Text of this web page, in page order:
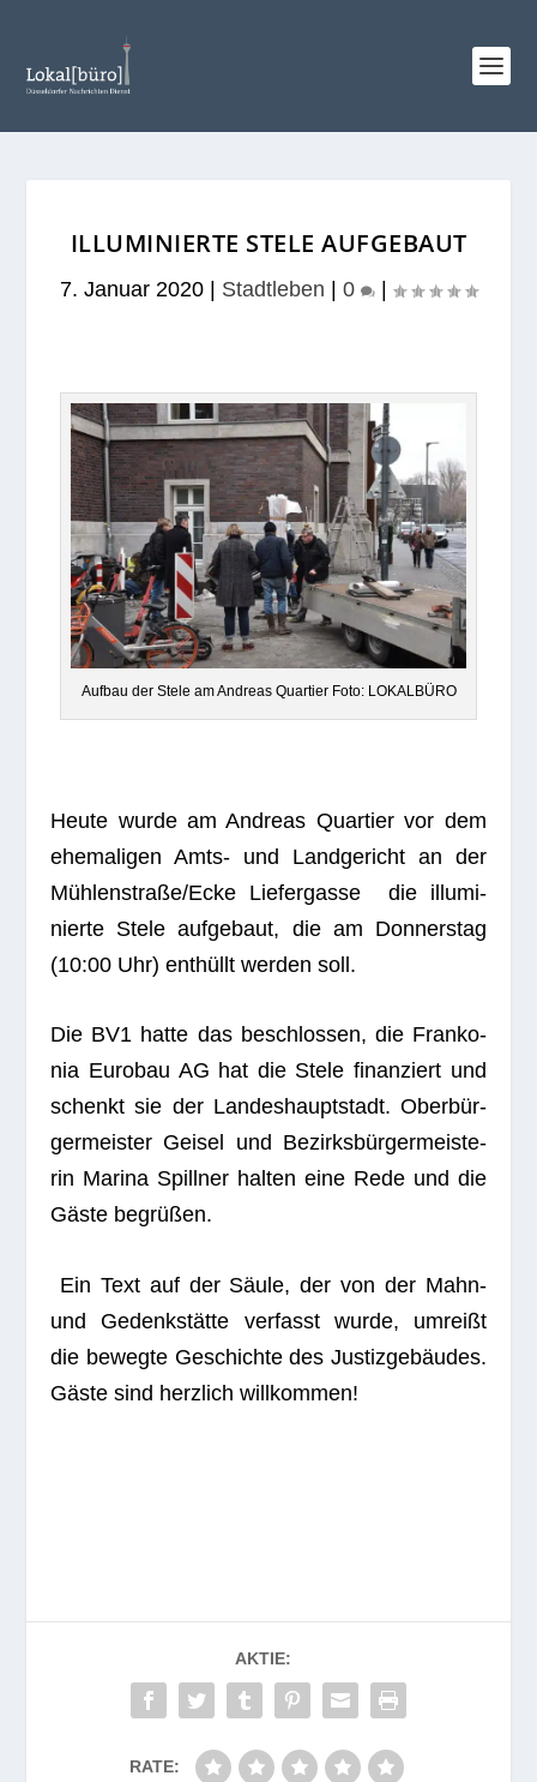
ILLUMINIERTE STELE AUFGEBAUT
7. Januar 2020 Stadtleben 0
Auf­bau der Stele am Andreas Quar­tier Foto: LOKALBÜRO
Heute wurde am Andreas Quar­tier vor dem
ehe­ma­li­gen Amts- und Land­ge­richt an der
Mühlenstraße/Ecke Lie­fer­gasse die illu­mi­
nierte Stele auf­ge­baut, die am Don­ners­tag
(10:00 Uhr) ent­hüllt wer­den soll.
Die BV1 hatte das beschlos­sen, die Fran­ko­
nia Euro­bau AG hat die Stele finan­ziert und
schenkt sie der Lan­des­haupt­stadt. Ober­bür­
ger­meis­ter Gei­sel und Bezirks­bür­ger­meis­te­
rin Marina Spill­ner hal­ten eine Rede und die
Gäste begrüßen.
Ein Text auf der Säule, der von der Mahn-
und Gedenk­stätte ver­fasst wurde, umreißt
die bewegte Geschichte des Jus­tiz­ge­bäu­des.
Gäste sind herz­lich willkommen!
AKTIE:
RATE: